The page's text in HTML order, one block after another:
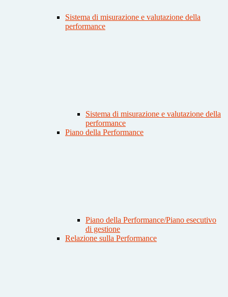
Sistema di misurazione e valutazione della
performance
Sistema di misurazione e valutazione della
performance
Piano della Performance
Piano della Performance/Piano esecutivo
di gestione
Relazione sulla Performance